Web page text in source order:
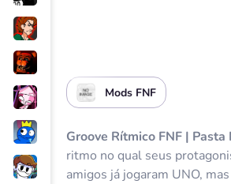
Mods FNF
Groove Rítmico FNF |
ritmo no qual seus
amigos já jogaram UNO,